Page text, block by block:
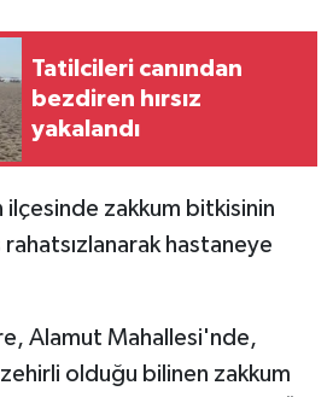
Tatilcileri canından
bezdiren hırsız
yakalandı
ilçesinde zakkum bitkisinin
rahatsızlanarak hastaneye
Alamut Mahallesi'nde,
olduğu bilinen zakkum